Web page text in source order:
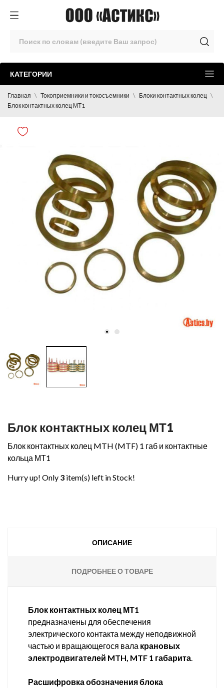
КАТЕГОРИИ
Главная Токоприемники и токосъемники
Блоки контактных колец
Блок контактных колец МТ1
Блок контактных колец МТ1
Блок контактных колец MTH (MTF) 1 габ и контактные
кольца МТ1
Hurry up! Only 3 item(s) left in Stock!
ОПИСАНИЕ
ПОДРОБНЕЕ О ТОВАРЕ
Блок контактных колец МТ1
предназначены для обеспечения
электрического контакта между неподвижной
частью и вращающегося вала крановых
электродвигателей MTH, MTF 1 габарита
Расшифровка обозначения блока